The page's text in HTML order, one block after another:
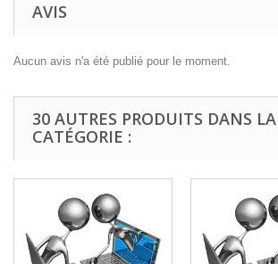
AVIS
Aucun avis n'a été publié pour le moment.
30 AUTRES PRODUITS DANS
CATÉGORIE :